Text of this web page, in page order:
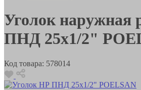
Уголок наружная
ПНД 25х1/2"
Код товара: 578014